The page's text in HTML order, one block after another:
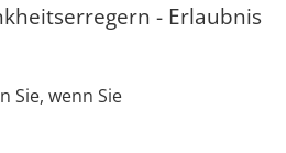
- Erlaubnis
Sie, wenn Sie